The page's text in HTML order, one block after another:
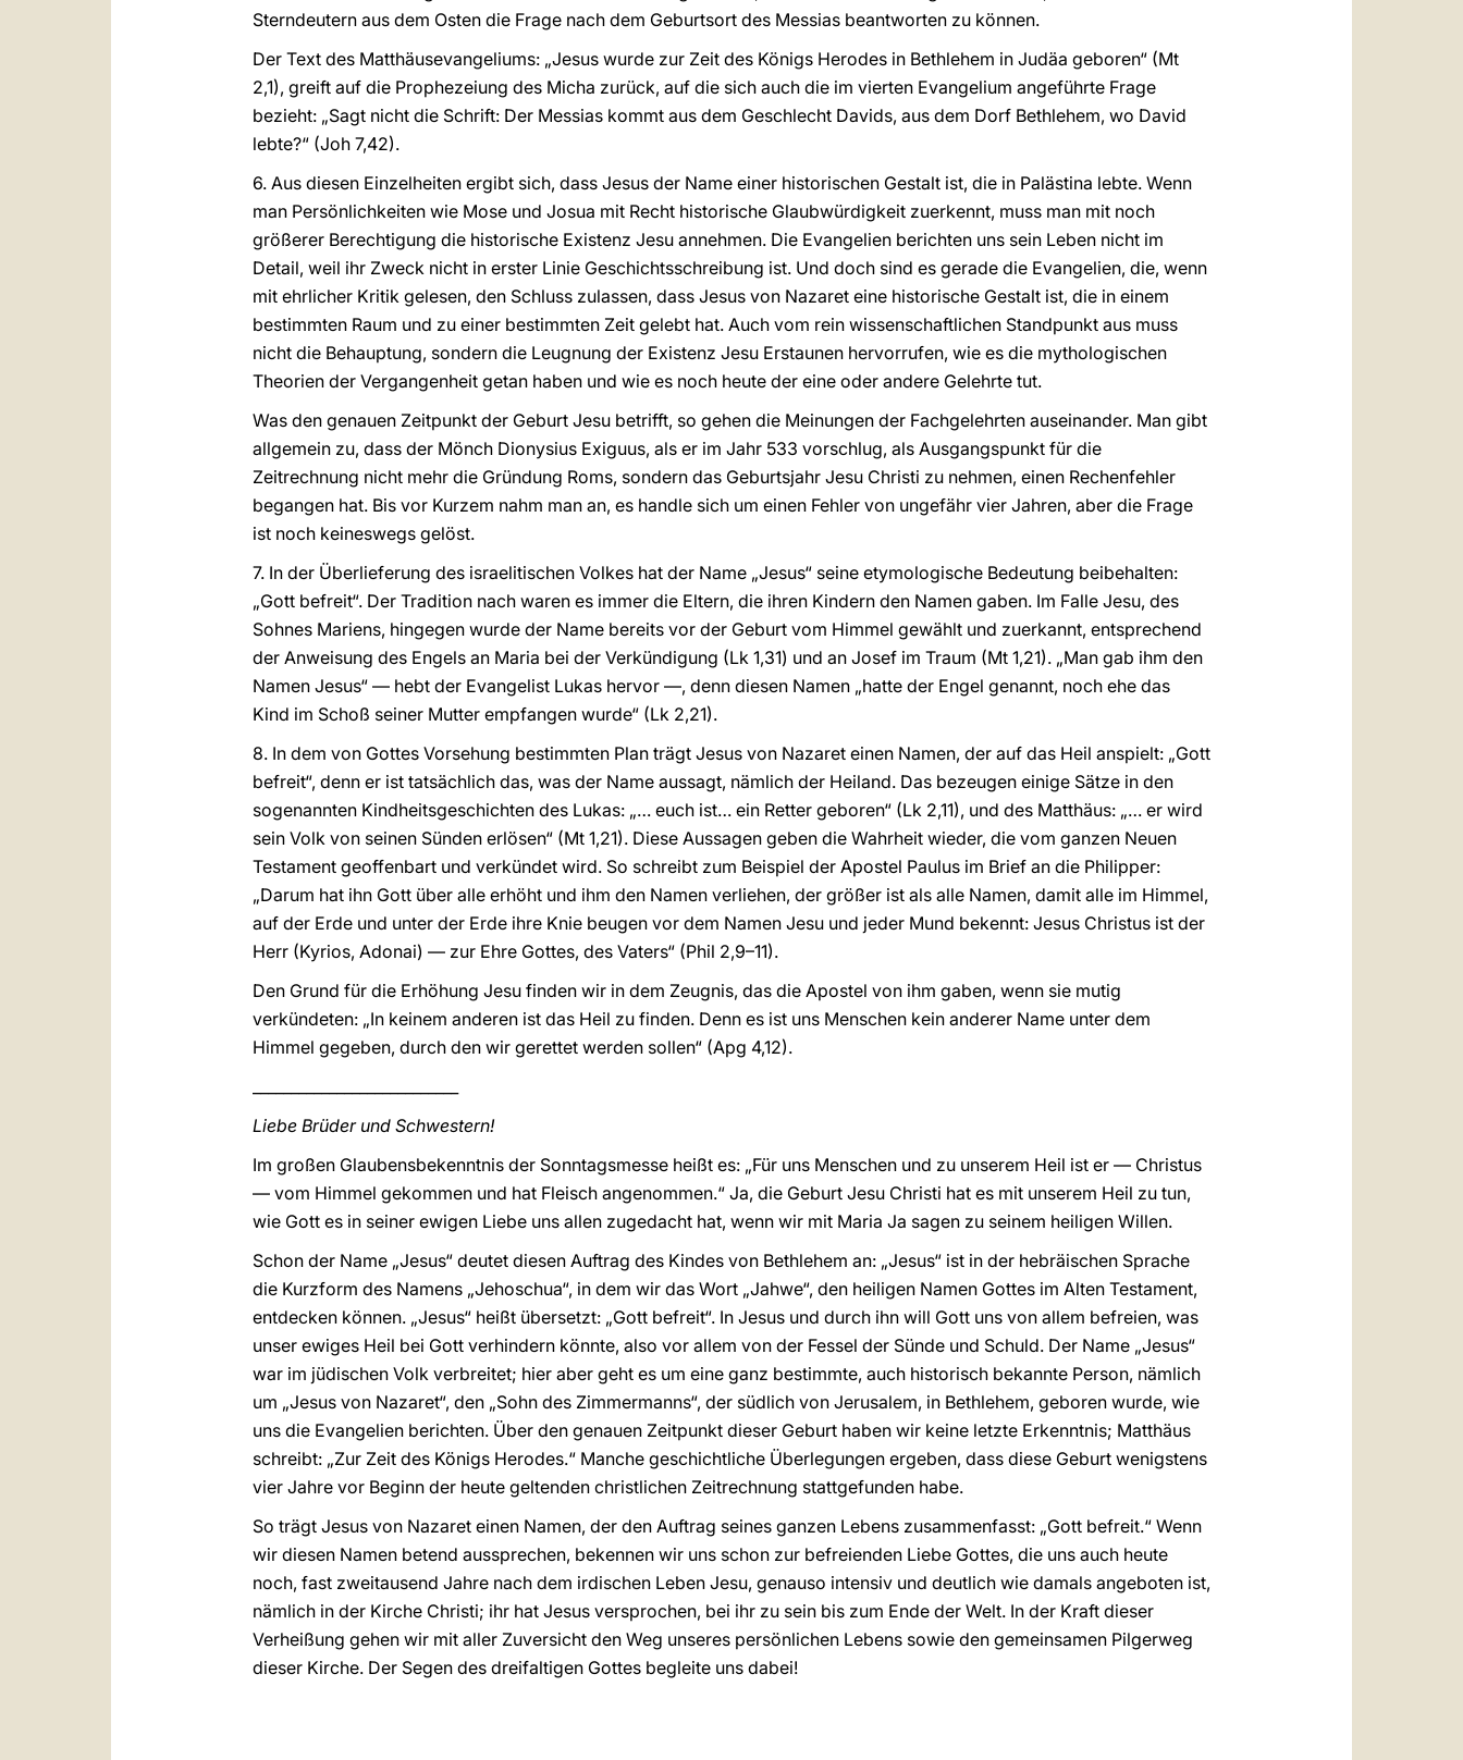
Sterndeutern aus dem Osten die Frage nach dem Geburtsort des Messias beantworten zu können.
Der Text des Matthäusevangeliums: „Jesus wurde zur Zeit des Königs Herodes in Bethlehem in Judäa geboren“ (Mt
2,1), greift auf die Prophezeiung des Micha zurück, auf die sich auch die im vierten Evangelium angeführte Frage
bezieht: „Sagt nicht die Schrift: Der Messias kommt aus dem Geschlecht Davids, aus dem Dorf Bethlehem, wo David
lebte?“ (Joh 7,42).
6. Aus diesen Einzelheiten ergibt sich, dass Jesus der Name einer historischen Gestalt ist, die in Palästina lebte. Wenn
man Persönlichkeiten wie Mose und Josua mit Recht historische Glaubwürdigkeit zuerkennt, muss man mit noch
größerer Berechtigung die historische Existenz Jesu annehmen. Die Evangelien berichten uns sein Leben nicht im
Detail, weil ihr Zweck nicht in erster Linie Geschichtsschreibung ist. Und doch sind es gerade die Evangelien, die, wenn
mit ehrlicher Kritik gelesen, den Schluss zulassen, dass Jesus von Nazaret eine historische Gestalt ist, die in einem
bestimmten Raum und zu einer bestimmten Zeit gelebt hat. Auch vom rein wissenschaftlichen Standpunkt aus muss
nicht die Behauptung, sondern die Leugnung der Existenz Jesu Erstaunen hervorrufen, wie es die mythologischen
Theorien der Vergangenheit getan haben und wie es noch heute der eine oder andere Gelehrte tut.
Was den genauen Zeitpunkt der Geburt Jesu betrifft, so gehen die Meinungen der Fachgelehrten auseinander. Man gibt
allgemein zu, dass der Mönch Dionysius Exiguus, als er im Jahr 533 vorschlug, als Ausgangspunkt für die
Zeitrechnung nicht mehr die Gründung Roms, sondern das Geburtsjahr Jesu Christi zu nehmen, einen Rechenfehler
begangen hat. Bis vor Kurzem nahm man an, es handle sich um einen Fehler von ungefähr vier Jahren, aber die Frage
ist noch keineswegs gelöst.
7. In der Überlieferung des israelitischen Volkes hat der Name „Jesus“ seine etymologische Bedeutung beibehalten:
„Gott befreit“. Der Tradition nach waren es immer die Eltern, die ihren Kindern den Namen gaben. Im Falle Jesu, des
Sohnes Mariens, hingegen wurde der Name bereits vor der Geburt vom Himmel gewählt und zuerkannt, entsprechend
der Anweisung des Engels an Maria bei der Verkündigung (Lk 1,31) und an Josef im Traum (Mt 1,21). „Man gab ihm den
Namen Jesus“ — hebt der Evangelist Lukas hervor —, denn diesen Namen „hatte der Engel genannt, noch ehe das
Kind im Schoß seiner Mutter empfangen wurde“ (Lk 2,21).
8. In dem von Gottes Vorsehung bestimmten Plan trägt Jesus von Nazaret einen Namen, der auf das Heil anspielt: „Gott
befreit“, denn er ist tatsächlich das, was der Name aussagt, nämlich der Heiland. Das bezeugen einige Sätze in den
sogenannten Kindheitsgeschichten des Lukas: „… euch ist… ein Retter geboren“ (Lk 2,11), und des Matthäus: „… er wird
sein Volk von seinen Sünden erlösen“ (Mt 1,21). Diese Aussagen geben die Wahrheit wieder, die vom ganzen Neuen
Testament geoffenbart und verkündet wird. So schreibt zum Beispiel der Apostel Paulus im Brief an die Philipper:
„Darum hat ihn Gott über alle erhöht und ihm den Namen verliehen, der größer ist als alle Namen, damit alle im Himmel,
auf der Erde und unter der Erde ihre Knie beugen vor dem Namen Jesu und jeder Mund bekennt: Jesus Christus ist der
Herr (Kyrios, Adonai) — zur Ehre Gottes, des Vaters“ (Phil 2,9–11).
Den Grund für die Erhöhung Jesu finden wir in dem Zeugnis, das die Apostel von ihm gaben, wenn sie mutig
verkündeten: „In keinem anderen ist das Heil zu finden. Denn es ist uns Menschen kein anderer Name unter dem
Himmel gegeben, durch den wir gerettet werden sollen“ (Apg 4,12).
Liebe Brüder und Schwestern!
Im großen Glaubensbekenntnis der Sonntagsmesse heißt es: „Für uns Menschen und zu unserem Heil ist er — Christus
— vom Himmel gekommen und hat Fleisch angenommen.“ Ja, die Geburt Jesu Christi hat es mit unserem Heil zu tun,
wie Gott es in seiner ewigen Liebe uns allen zugedacht hat, wenn wir mit Maria Ja sagen zu seinem heiligen Willen.
Schon der Name „Jesus“ deutet diesen Auftrag des Kindes von Bethlehem an: „Jesus“ ist in der hebräischen Sprache
die Kurzform des Namens „Jehoschua“, in dem wir das Wort „Jahwe“, den heiligen Namen Gottes im Alten Testament,
entdecken können. „Jesus“ heißt übersetzt: „Gott befreit“. In Jesus und durch ihn will Gott uns von allem befreien, was
unser ewiges Heil bei Gott verhindern könnte, also vor allem von der Fessel der Sünde und Schuld. Der Name „Jesus“
war im jüdischen Volk verbreitet; hier aber geht es um eine ganz bestimmte, auch historisch bekannte Person, nämlich
um „Jesus von Nazaret“, den „Sohn des Zimmermanns“, der südlich von Jerusalem, in Bethlehem, geboren wurde, wie
uns die Evangelien berichten. Über den genauen Zeitpunkt dieser Geburt haben wir keine letzte Erkenntnis; Matthäus
schreibt: „Zur Zeit des Königs Herodes.“ Manche geschichtliche Überlegungen ergeben, dass diese Geburt wenigstens
vier Jahre vor Beginn der heute geltenden christlichen Zeitrechnung stattgefunden habe.
So trägt Jesus von Nazaret einen Namen, der den Auftrag seines ganzen Lebens zusammenfasst: „Gott befreit.“ Wenn
wir diesen Namen betend aussprechen, bekennen wir uns schon zur befreienden Liebe Gottes, die uns auch heute
noch, fast zweitausend Jahre nach dem irdischen Leben Jesu, genauso intensiv und deutlich wie damals angeboten ist,
nämlich in der Kirche Christi; ihr hat Jesus versprochen, bei ihr zu sein bis zum Ende der Welt. In der Kraft dieser
Verheißung gehen wir mit aller Zuversicht den Weg unseres persönlichen Lebens sowie den gemeinsamen Pilgerweg
dieser Kirche. Der Segen des dreifaltigen Gottes begleite uns dabei!